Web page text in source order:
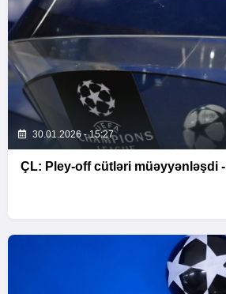
30.01.2026 - 15:27
ÇL: Pley-off cütləri müəyyənləşdi -